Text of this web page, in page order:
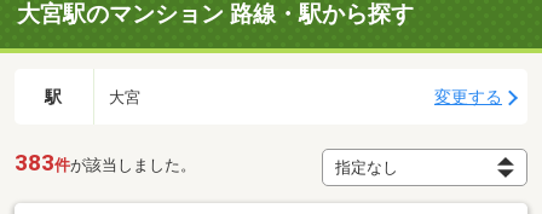
大宮駅のマンション 路線・駅から探す
駅 大宮 変更する
383件が該当しました。